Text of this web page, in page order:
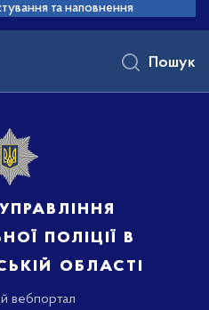
та наповнення
поліції в
області
вебпортал
Пошук